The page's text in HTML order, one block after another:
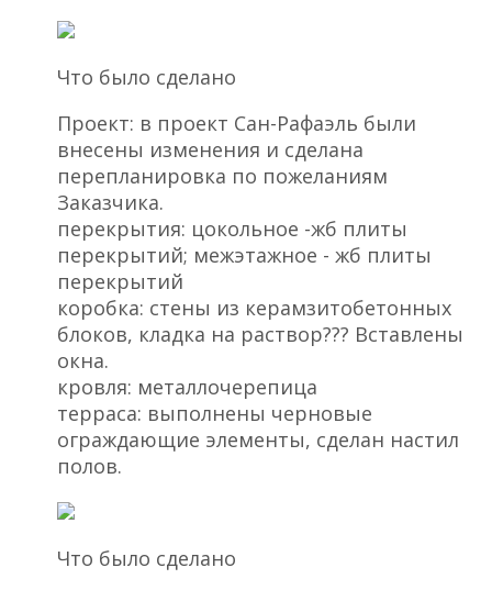
Что было сделано
Проект: в проект Сан-Рафаэль были
внесены изменения и сделана
перепланировка по пожеланиям
Заказчика.
перекрытия: цокольное -жб плиты
перекрытий; межэтажное - жб плиты
перекрытий
коробка: стены из керамзитобетонных
блоков, кладка на раствор??? Вставлены
окна.
кровля: металлочерепица
терраса: выполнены черновые
ограждающие элементы, сделан настил
полов.
Что было сделано